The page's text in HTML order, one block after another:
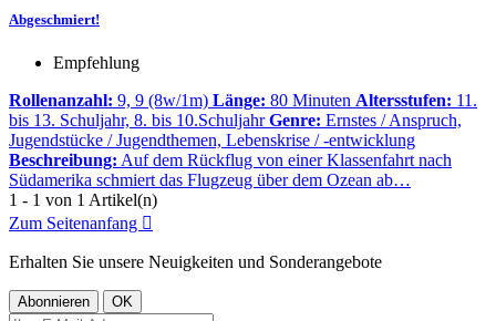
Abgeschmiert!
Empfehlung
Rollenanzahl: 9, 9 (8w/1m) Länge: 80 Minuten Altersstufen: 11.
bis 13. Schuljahr, 8. bis 10.Schuljahr Genre: Ernstes / Anspruch,
Jugendstücke / Jugendthemen, Lebenskrise / -entwicklung
Beschreibung: Auf dem Rückflug von einer Klassenfahrt nach
Südamerika schmiert das Flugzeug über dem Ozean ab…
1 - 1 von 1 Artikel(n)
Zum Seitenanfang 
Erhalten Sie unsere Neuigkeiten und Sonderangebote